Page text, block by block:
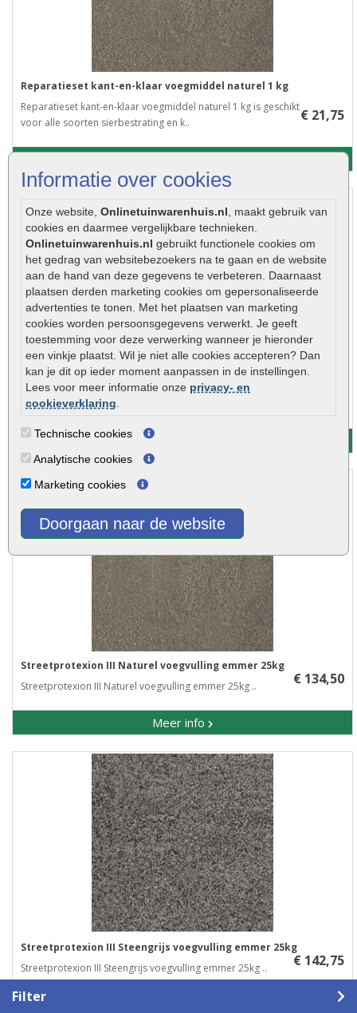
Informatie over cookies
Onze website, Onlinetuinwarenhuis.nl , maakt gebruik van
cookies en daarmee vergelijkbare technieken.
Onlinetuinwarenhuis.nl gebruikt functionele cookies om
het gedrag van websitebezoekers na te gaan en de website
aan de hand van deze gegevens te verbeteren. Daarnaast
plaatsen derden marketing cookies om gepersonaliseerde
advertenties te tonen. Met het plaatsen van marketing
cookies worden persoonsgegevens verwerkt. Je geeft
toestemming voor deze verwerking wanneer je hieronder
een vinkje plaatst. Wil je niet alle cookies accepteren? Dan
kan je dit op ieder moment aanpassen in de instellingen.
Lees voor meer informatie onze privacy- en
cookieverklaring
Technische cookies
Analytische cookies
Marketing cookies
Doorgaan naar de website
Filter
Reparatieset kant-en-klaar voegmiddel naturel 1 kg
Reparatieset kant-en-klaar voegmiddel naturel 1 kg is geschikt
voor alle soorten sierbestrating en k..
€ 21,75
Reparatieset kant-en-klaar voegmiddel steengrijs 1 kg
Reparatieset kant-en-klaar voegmiddel steengrijs 1 kg..
Meer info
Streetprotexion III Naturel voegvulling emmer 25kg
Streetprotexion III Naturel voegvulling emmer 25kg ..
Meer info
€ 134,50
Streetprotexion III Steengrijs voegvulling emmer 25kg
Streetprotexion III Steengrijs voegvulling emmer 25kg ..
€ 142,75